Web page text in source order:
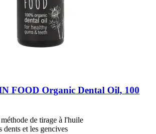
FOOD Organic Dental Oil, 100
de tirage à l'huile
dents et les gencives